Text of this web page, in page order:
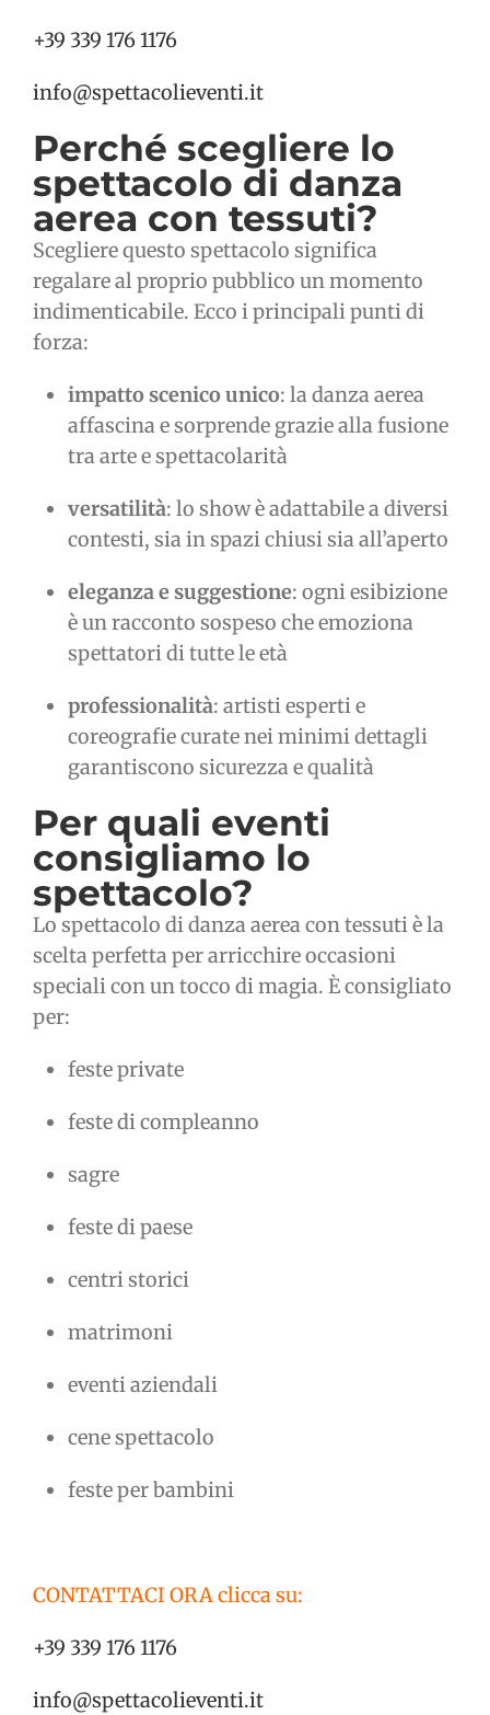
+39 339 176 1176
info@spettacolieventi.it
Perché scegliere lo
spettacolo di danza
aerea con tessuti?
Scegliere questo spettacolo significa
regalare al proprio pubblico un momento
indimenticabile. Ecco i principali punti di
forza:
impatto scenico unico: la danza aerea
affascina e sorprende grazie alla fusione
tra arte e spettacolarità
versatilità: lo show è adattabile a diversi
contesti, sia in spazi chiusi sia all’aperto
eleganza e suggestione: ogni esibizione
è un racconto sospeso che emoziona
spettatori di tutte le età
professionalità: artisti esperti e
coreografie curate nei minimi dettagli
garantiscono sicurezza e qualità
Per quali eventi
consigliamo lo
spettacolo?
Lo spettacolo di danza aerea con tessuti è la
scelta perfetta per arricchire occasioni
speciali con un tocco di magia. È consigliato
per:
feste private
feste di compleanno
sagre
feste di paese
centri storici
matrimoni
eventi aziendali
cene spettacolo
feste per bambini
CONTATTACI ORA clicca su:
+39 339 176 1176
info@spettacolieventi.it